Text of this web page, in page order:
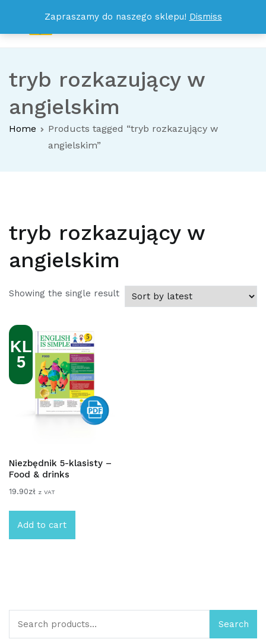
tryb rozkazujący w
angielskim
Home
Products tagged “tryb rozkazujący w
angielskim”
tryb rozkazujący w
angielskim
Showing the single result
KL
5
Niezbędnik 5-klasisty –
Food & drinks
19.90zł z VAT
Add to cart
Search
Zapraszamy do naszego sklepu! Dismiss